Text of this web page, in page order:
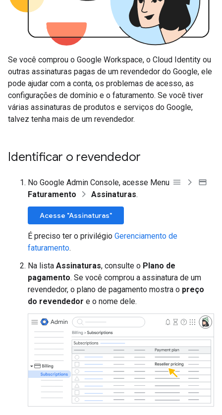
Se você comprou o Google Workspace, o Cloud Identity ou
outras assinaturas pagas de um revendedor do Google, ele
pode ajudar com a conta, os problemas de acesso, as
configurações de domínio e o faturamento. Se você tiver
várias assinaturas de produtos e serviços do Google,
talvez tenha mais de um revendedor.
Identificar o revendedor
No Google Admin Console, acesse Menu
Faturamento
Assinaturas.
Acesse "Assinaturas"
É preciso ter o privilégio Gerenciamento de
faturamento.
Na lista Assinaturas, consulte o Plano de
pagamento. Se você comprou a assinatura de um
revendedor, o plano de pagamento mostra o preço
do revendedor e o nome dele.